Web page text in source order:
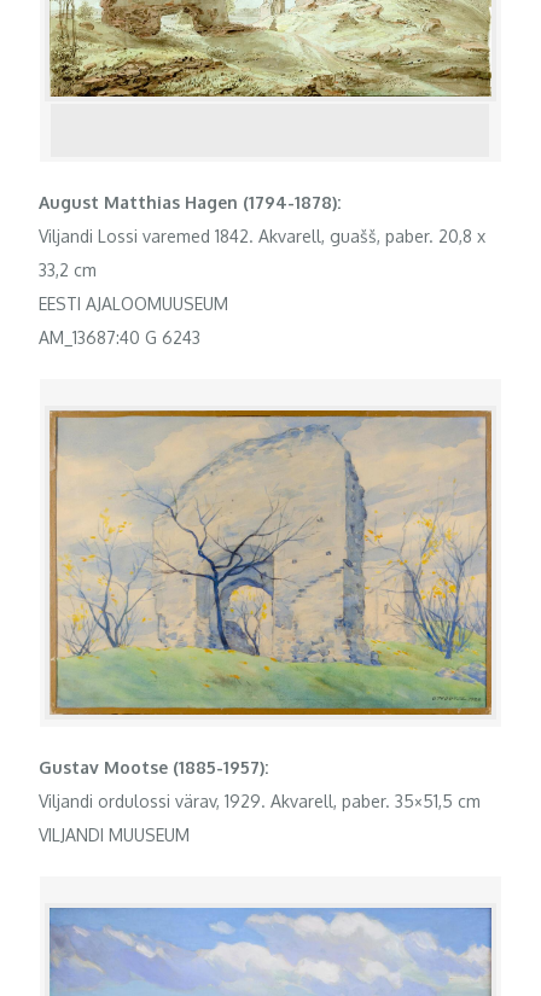
August Matthias Hagen (1794-1878):
Viljandi Lossi varemed 1842. Akvarell, guašš, paber. 20,8 x
33,2 cm
EESTI AJALOOMUUSEUM
AM_13687:40 G 6243
Gustav Mootse (1885-1957):
Viljandi ordulossi värav, 1929. Akvarell, paber. 35×51,5 cm
VILJANDI MUUSEUM